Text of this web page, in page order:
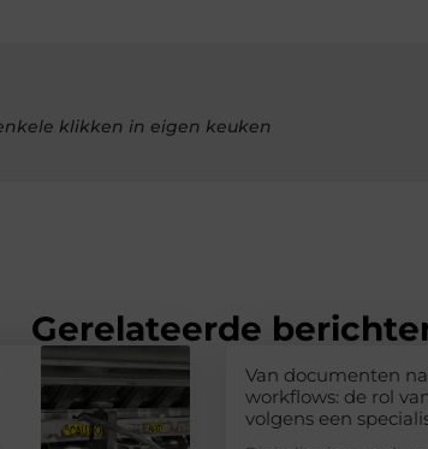
klikken in eigen keuken
Gerelateerde
Van documenten
workflows: de rol
volgens een